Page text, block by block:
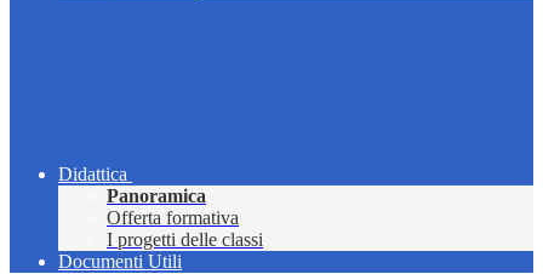
Didattica
Panoramica
Offerta formativa
I progetti delle classi
Documenti Utili